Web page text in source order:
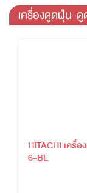
เครื่องดูดฝุ่น-
HITACHI เครื่
6-BL